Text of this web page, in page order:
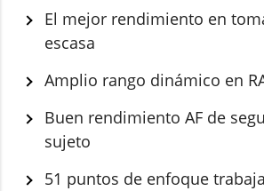
El mejor rendimiento en
escasa
Amplio rango dinámico en
Buen rendimiento AF de
sujeto
51 puntos de enfoque